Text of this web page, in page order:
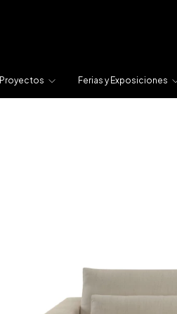
Proyectos Ferias y Exposiciones